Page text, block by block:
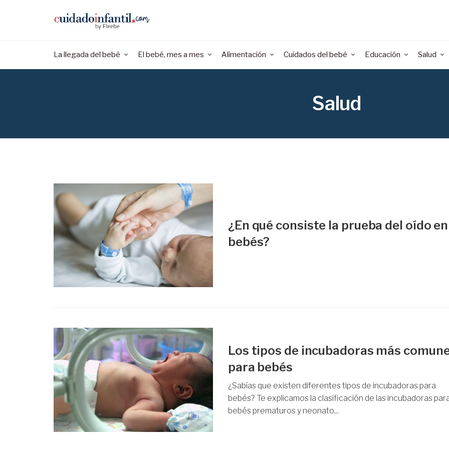
La llegada del bebé El bebé, mes a mes Alimentación Cuidados del bebé Educación Salud
Salud
¿En qué consiste la prueba del oído en
bebés?
Los tipos de incubadoras más
para bebés
¿Sabías que existen diferentes tipos de incubadoras para
bebés? Te explicamos la clasificación de las incubadoras
bebés prematuros y neonato...